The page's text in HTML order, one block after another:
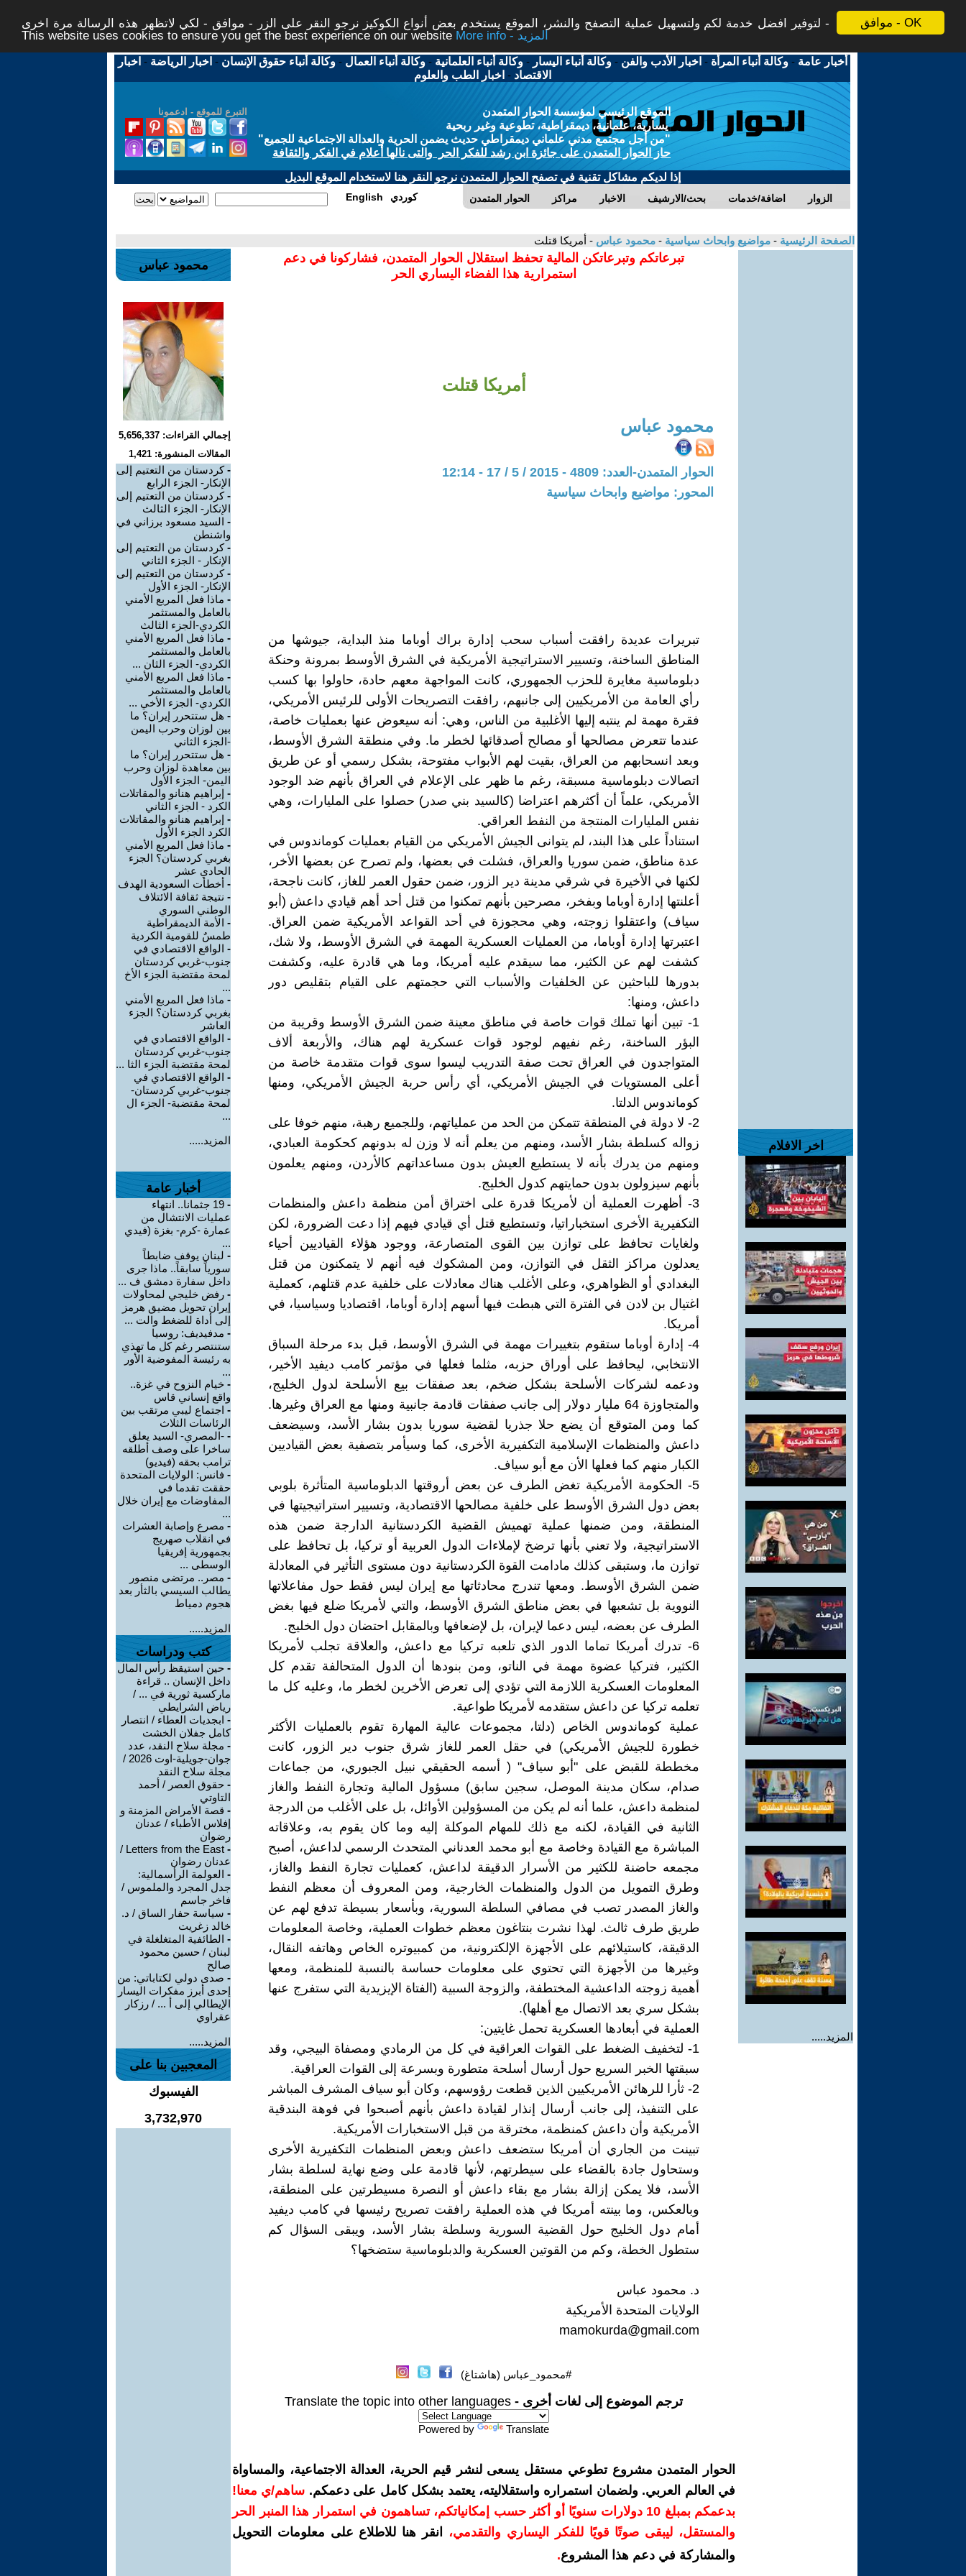
موافق - OK
لتوفير افضل خدمة لكم ولتسهيل عملية التصفح والنشر، الموقع يستخدم بعض أنواع الكوكيز نرجو النقر على الزر - موافق - لكي لاتظهر هذه الرسالة مرة اخرى -
This website uses cookies to ensure you get the best experience on our website
More info - المزيد
أخبار عامة -وكالة أنباء المرأة - اخبار الأدب والفن -وكالة أنباء اليسار -وكالة أنباء العلمانية -وكالة أنباء العمال -وكالة أنباء حقوق الإنسان - اخبار الرياضة - اخبار
الاقتصاد - اخبار الطب والعلوم
التبرع للموقع - ادعمونا
الموقع الرئيسي لمؤسسة الحوار المتمدن
يسارية، علمانية، ديمقراطية، تطوعية وغير ربحية
"من أجل مجتمع مدني علماني ديمقراطي حديث يضمن الحرية والعدالة الاجتماعية للجميع"
حاز الحوار المتمدن على جائزة ابن رشد للفكر الحر والتى نالها أعلام في الفكر والثقافة
إذا لديكم مشاكل تقنية في تصفح الحوار المتمدن نرجو النقر هنا لاستخدام الموقع البديل
الحوار المتمدن مراكز الاخبار بحث/الارشيف اضافة/خدمات الزوار English كوردي
الصفحة الرئيسية - مواضيع وابحاث سياسية - محمود عباس - أمريكا قتلت
اخر الافلام
المزيد.....
تبرعاتكم وتبرعاتكن المالية تحفظ استقلال الحوار المتمدن، فشاركونا في دعم
استمرارية هذا الفضاء اليساري الحر
أمريكا قتلت
محمود عباس
الحوار المتمدن-العدد: 4809 - 2015 / 5 / 17 - 12:14
المحور: مواضيع وابحاث سياسية
تبريرات عديدة رافقت أسباب سحب إدارة براك أوباما منذ البداية، جيوشها من
المناطق الساخنة، وتسيير الاستراتيجية الأمريكية في الشرق الأوسط بمرونة وحنكة
دبلوماسية مغايرة للحزب الجمهوري، كانت المواجهة معهم حادة، حاولوا بها كسب
رأي العامة من الأمريكيين إلى جانبهم، رافقت التصريحات الأولى للرئيس الأمريكي،
فقرة مهمة لم ينتبه إليها الأغلبية من الناس، وهي: أنه سيعوض عنها بعمليات خاصة،
عندما تتعرض مصالحها أو مصالح أصدقائها لخطر ما. وفي منطقة الشرق الأوسط،
وبعد انسحابهم من العراق، بقيت لهم الأبواب مفتوحة، بشكل رسمي أو عن طريق
اتصالات دبلوماسية مسبقة، رغم ما ظهر على الإعلام في العراق بأنهم ضد الوجود
الأمريكي، علماً أن أكثرهم اعتراضا (كالسيد بني صدر) حصلوا على المليارات، وهي
نفس المليارات المنتجة من النفط العراقي.
استناداً على هذا البند، لم يتوانى الجيش الأمريكي من القيام بعمليات كوماندوس في
عدة مناطق، ضمن سوريا والعراق، فشلت في بعضها، ولم تصرح عن بعضها الأخر،
لكنها في الأخيرة في شرقي مدينة دير الزور، ضمن حقول العمر للغاز، كانت ناجحة،
أعلنتها إدارة أوباما وبفخر، مصرحين بأنهم تمكنوا من قتل أحد أهم قيادي داعش (أبو
سياف) واعتقلوا زوجته، وهي محجوزة في أحد القواعد الأمريكية ضمن العراق.
اعتبرتها إدارة أوباما، من العمليات العسكرية المهمة في الشرق الأوسط، ولا شك،
كشفت لهم عن الكثير، مما سيقدم عليه أمريكا، وما هي قادرة عليه، وكشفت
بدورها للباحثين عن الخلفيات والأسباب التي حجمتهم على القيام بتقليص دور
داعش، ومنها:
1- تبين أنها تملك قوات خاصة في مناطق معينة ضمن الشرق الأوسط وقريبة من
البؤر الساخنة، رغم نفيهم لوجود قوات عسكرية لهم هناك، والأربعة ألاف
المتواجدون في العراق تحت صفة التدريب ليسوا سوى قوات متقدمة خاصة من
أعلى المستويات في الجيش الأمريكي، أي رأس حربة الجيش الأمريكي، ومنها
كوماندوس الدلتا.
2- لا دولة في المنطقة تتمكن من الحد من عملياتهم، وللجميع رهبة، منهم خوفا على
زواله كسلطة بشار الأسد، ومنهم من يعلم أنه لا وزن له بدونهم كحكومة العبادي،
ومنهم من يدرك بأنه لا يستطيع العيش بدون مساعداتهم كالأردن، ومنهم يعلمون
بأنهم سيزولون بدون حمايتهم كدول الخليج.
3- أظهرت العملية أن لأمريكا قدرة على اختراق أمن منظمة داعش والمنظمات
التكفيرية الأخرى استخباراتيا، وتستطيع قتل أي قيادي فيهم إذا دعت الضرورة، لكن
ولغايات تحافظ على توازن بين القوى المتصارعة، ووجود هؤلاء القياديين أحياء
يعدلون مراكز الثقل في التوازن، ومن المشكوك فيه أنهم لا يتمكنون من قتل
البغدادي أو الظواهري، وعلى الأغلب هناك معادلات على خلفية عدم قتلهم، كعملية
اغتيال بن لادن في الفترة التي هبطت فيها أسهم إدارة أوباما، اقتصاديا وسياسيا، في
أمريكا.
4- إدارة أوباما ستقوم بتغييرات مهمة في الشرق الأوسط، قبل بدء مرحلة السباق
الانتخابي، ليحافظ على أوراق حزبه، مثلما فعلها في مؤتمر كامب ديفيد الأخير،
ودعمه لشركات الأسلحة بشكل ضخم، بعد صفقات بيع الأسلحة لدول الخليج،
والمتجاوزة 64 مليار دولار إلى جانب صفقات قادمة جانبية ومنها مع العراق وغيرها.
كما ومن المتوقع أن يضع حلا جذريا لقضية سوريا بدون بشار الأسد، وسيضعف
داعش والمنظمات الإسلامية التكفيرية الأخرى، كما وسيأمر بتصفية بعض القياديين
الكبار منهم كما فعلها الأن مع أبو سياف.
5- الحكومة الأمريكية تغض الطرف عن بعض أروقتها الدبلوماسية المتأثرة بلوبي
بعض دول الشرق الأوسط على خلفية مصالحها الاقتصادية، وتسيير استراتيجيتها في
المنطقة، ومن ضمنها عملية تهميش القضية الكردستانية الدارجة ضمن هذه
الاستراتيجية، ولا تعني بأنها ترضخ لإملاءات الدول العربية أو تركيا، بل تحافظ على
توازن ما، وستبقى كذلك مادامت القوة الكردستانية دون مستوى التأثير في المعادلة
ضمن الشرق الأوسط. ومعها تندرج محادثاتها مع إيران ليس فقط حول مفاعلاتها
النووية بل تشعبها في بعض مناطق الشرق الأوسط، والتي لأمريكا ضلع فيها بغض
الطرف عن بعضه، ليس دعما لإيران، بل لإضعافها وبالمقابل احتضان دول الخليج.
6- تدرك أمريكا تماما الدور الذي تلعبه تركيا مع داعش، والعلاقة تجلب لأمريكا
الكثير، فتركيا عضوة مهمة في الناتو، ومن بنودها أن الدول المتحالفة تقدم كل
المعلومات العسكرية اللازمة التي تؤدي إلى تعرض الأخرين لخطر ما، وعليه كل ما
تعلمه تركيا عن داعش ستقدمه لأمريكا طواعية.
عملية كوماندوس الخاص (دلتا، مجموعات عالية المهارة تقوم بالعمليات الأكثر
خطورة للجيش الأمريكي) في حقل العمر للغاز شرق جنوب دير الزور، كانت
مخططة للقبض على "أبو سياف" ( أسمه الحقيقي نبيل الجبوري، من جماعات
صدام، سكان مدينة الموصل، سجين سابق) مسؤول المالية وتجارة النفط والغاز
لمنظمة داعش، علما أنه لم يكن من المسؤولين الأوائل، بل على الأغلب من الدرجة
الثانية في القيادة، لكنه مع ذلك للمهام الموكلة إليه وما كان يقوم به، وعلاقاته
المباشرة مع القيادة وخاصة مع أبو محمد العدناني المتحدث الرسمي لداعش، أصبح
مجمعه حاضنة للكثير من الأسرار الدقيقة لداعش، كعمليات تجارة النفط والغاز،
وطرق التمويل من الدول والمنظمات الخارجية، ومن المعروف أن معظم النفط
والغاز المصدر تصب في مصافي السلطة السورية، وبأسعار بسيطة تدفع لهم عن
طريق طرف ثالث. لهذا نشرت بنتاغون معظم خطوات العملية، وخاصة المعلومات
الدقيقة، كاستيلائهم على الأجهزة الإلكترونية، من كمبيوتره الخاص وهاتفه النقال،
وغيرها من الأجهزة التي تحتوي على معلومات حساسة بالنسبة للمنظمة، ومعها
أهمية زوجته الداعشية المختطفة، والزوجة السبية (الفتاة الإيزيدية التي ستفرج عنها
بشكل سري بعد الاتصال مع أهلها).
العملية في أبعادها العسكرية تحمل غايتين:
1- لتخفيف الضغط على القوات العراقية في كل من الرمادي ومصفاة البيجي، وقد
سبقتها الخبر السريع حول أرسال أسلحة متطورة وبسرعة إلى القوات العراقية.
2- ثأرا للرهائن الأمريكيين الذين قطعت رؤوسهم، وكان أبو سياف المشرف المباشر
على التنفيذ، إلى جانب أرسال إنذار لقيادة داعش بأنهم أصبحوا في فوهة البندقية
الأمريكية وأن داعش كمنظمة، مخترقة من قبل الاستخبارات الأمريكية.
تبينت من الجاري أن أمريكا ستضعف داعش وبعض المنظمات التكفيرية الأخرى
وستحاول جادة بالقضاء على سيطرتهم، لأنها قادمة على وضع نهاية لسلطة بشار
الأسد، فلا يمكن إزالة بشار مع بقاء داعش أو النصرة مسيطرتين على المنطقة،
وبالعكس، وما بينته أمريكا في هذه العملية رافقت تصريح رئيسها في كامب ديفيد
أمام دول الخليج حول القضية السورية وسلطة بشار الأسد، ويبقى السؤال كم
ستطول الخطة، وكم من القوتين العسكرية والدبلوماسية ستضخها؟
د. محمود عباس
الولايات المتحدة الأمريكية
mamokurda@gmail.com
#محمود_عباس (هاشتاغ)
ترجم الموضوع إلى لغات أخرى - Translate the topic into other languages
Powered by Translate
الحوار المتمدن مشروع تطوعي مستقل يسعى لنشر قيم الحرية، العدالة الاجتماعية، والمساواة
في العالم العربي. ولضمان استمراره واستقلاليته، يعتمد بشكل كامل على دعمكم. ساهم/ي معنا!
بدعمكم بمبلغ 10 دولارات سنويًا أو أكثر حسب إمكانياتكم، تساهمون في استمرار هذا المنبر الحر
والمستقل، ليبقى صوتًا قويًا للفكر اليساري والتقدمي،
انقر هنا للاطلاع على معلومات التحويل
والمشاركة في دعم هذا المشروع.
محمود عباس
إجمالي القراءات: 5,656,337
المقالات المنشورة: 1,421
-كردستان من التعتيم إلى
الإنكار- الجزء الرابع
-كردستان من التعتيم إلى
الإنكار- الجزء الثالث
- السيد مسعود برزاني في
واشنطن
-كردستان من التعتيم إلى
الإنكار - الجزء الثاني
-كردستان من التعتيم إلى
الإنكار- الجزء الأول
- ماذا فعل المربع الأمني
بالعامل والمستثمر
الكردي-الجزء الثالث
- ماذا فعل المربع الأمني
بالعامل والمستثمر
الكردي- الجزء الثان ...
- ماذا فعل المربع الأمني
بالعامل والمستثمر
الكردي- الجزء الأخي ...
- هل ستتحرر إيران؟ ما
بين لوزان وحرب اليمن
-الجزء الثاني
- هل ستتحرر إيران؟ ما
بين معاهدة لوزان وحرب
اليمن- الجزء الأول
- إبراهيم هنانو والمقاتلات
الكرد - الجزء الثاني
- إبراهيم هنانو والمقاتلات
الكرد الجزء الأول
- ماذا فعل المربع الأمني
بغربي كردستان؟ الجزء
الحادي عشر
- أخطأت السعودية الهدف
- نتيجة ثقافة الائتلاف
الوطني السوري
- الأمة الديمقراطية
طمسٌ للقومية الكردية
- الواقع الاقتصادي في
جنوب-غربي كردستان
لمحة مقتضبة الجزء الأخ
...
- ماذا فعل المربع الأمني
بغربي كردستان؟ الجزء
العاشر
- الواقع الاقتصادي في
جنوب-غربي كردستان
لمحة مقتضبة الجزء الثا ...
- الواقع الاقتصادي في
جنوب-غربي كردستان-
لمحة مقتضبة- الجزء ال
...
المزيد.....
أخبار عامة
-
19 جثمانا.. انتهاء
عمليات الانتشال من
عمارة -كرم- بغزة (فيدي
...
- لبنان يوقف ضابطاً
سورياً سابقاً.. ماذا جرى
داخل سفارة دمشق ف ...
- رفض خليجي لمحاولات
إيران تحويل مضيق هرمز
إلى أداة للضغط والت ...
- مدفيديف: روسيا
ستنتصر رغم كل ما تهذي
به رئيسة المفوضية الأور
...
- خيام النزوح في غزة..
واقع إنساني قاس
- اجتماع ليبي مرتقب بين
الرئاسات الثلاث
- -المصري- السيد يعلق
ساخرا على وصف أطلقه
ترامب بحقه (فيديو)
- فانس: الولايات المتحدة
حققت تقدما في
المفاوضات مع إيران خلال
...
- مصرع وإصابة العشرات
في انقلاب صهريج
بجمهورية إفريقيا
الوسطى ...
- مصر.. مرتضى منصور
يطالب السيسي بالثأر بعد
هجوم دمياط
المزيد.....
كتب ودراسات
- حين استيقظ رأس المال
داخل الإنسان .. قراءة
ماركسية ثورية في ... /
رياض الشرايطي
- ابجديات العطاء / انتصار
كامل جفلان الخشت
- مجلة سلاح النقد، عدد
جوان-جويلية-اوت 2026 /
مجلة سلاح النقد
- حقوق العصر / أحمد
التاوتي
- قصة الأمراض المزمنة و
إفلاس الأطباء / عدنان
رضوان
-
Letters from the East /
عدنان رضوان
- العولمة الرأسمالية:
جدل المجرد والملموس /
فاخر جاسم
- سياسة حفار الساق / د.
خالد زغريت
- الطائفية المتغلغلة في
لبنان / حسين محمود
صالح
- صدى دولي لكتاباتي: من
إحدى أبرز مفكرات اليسار
الإيطالي إلى أ ... / رزكار
عقراوي
المزيد.....
المعجبين بنا على
الفيسبوك
3,732,970